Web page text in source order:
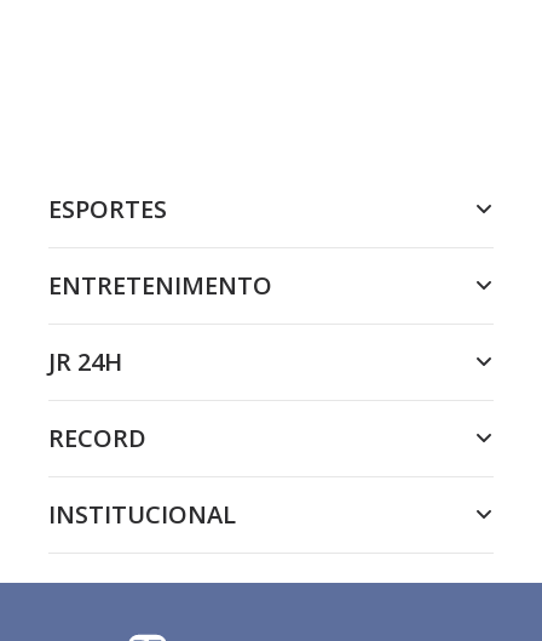
ESPORTES
ENTRETENIMENTO
JR 24H
RECORD
INSTITUCIONAL